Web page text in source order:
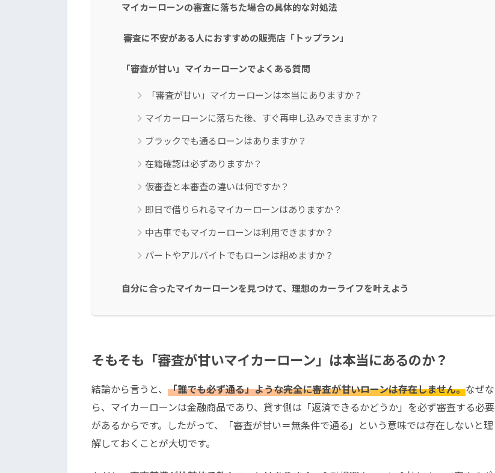
マイカーローンの審査に落ちた場合の具体的な対処法
審査に不安がある人におすすめの販売店「トップラン」
「審査が甘い」マイカーローンでよくある質問
「審査が甘い」マイカーローンは本当にありますか？
マイカーローンに落ちた後、すぐ再申し込みできますか？
ブラックでも通るローンはありますか？
在籍確認は必ずありますか？
仮審査と本審査の違いは何ですか？
即日で借りられるマイカーローンはありますか？
中古車でもマイカーローンは利用できますか？
パートやアルバイトでもローンは組めますか？
自分に合ったマイカーローンを見つけて、理想のカーライフを叶えよう
そもそも「審査が甘いマイカーローン」は本当にあるのか？
結論から言うと、 「誰でも必ず通る」ような完全に審査が甘いローンは存在しません。なぜな
ら、マイカーローンは金融商品であり、貸す側は「返済できるかどうか」を必ず審査する必要
があるからです。したがって、「審査が甘い＝無条件で通る」という意味では存在しないと理
解しておくことが大切です。